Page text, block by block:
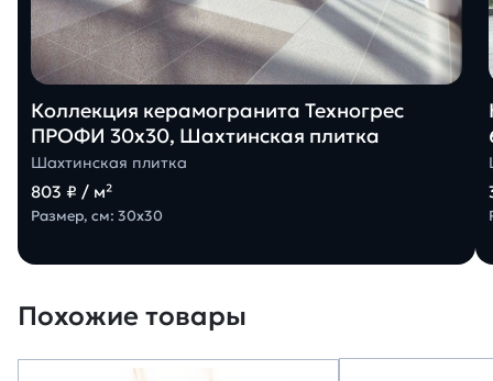
Коллекция керамогранита Техногрес
ПРОФИ 30х30, Шахтинская плитка
Шахтинская плитка
803 ₽ / м²
Размер, см: 30х30
Похожие товары